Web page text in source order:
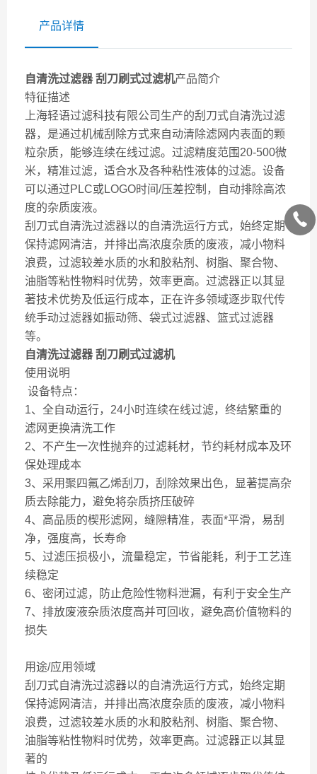
产品详情
自清洗过滤器 刮刀刷式过滤机产品简介
特征描述
上海轻语过滤科技有限公司生产的刮刀式自清洗过滤
器，是通过机械刮除方式来自动清除滤网内表面的颗
粒杂质，能够连续在线过滤。过滤精度范围20-500微
米，精准过滤，适合水及各种粘性液体的过滤。设备
可以通过PLC或LOGO时间/压差控制，自动排除高浓
度的杂质废液。
刮刀式自清洗过滤器以的自清洗运行方式，始终定期
保持滤网清洁，并排出高浓度杂质的废液，减小物料
浪费，过滤较差水质的水和胶粘剂、树脂、聚合物、
油脂等粘性物料时优势，效率更高。过滤器正以其显
著技术优势及低运行成本，正在许多领域逐步取代传
统手动过滤器如振动筛、袋式过滤器、篮式过滤器
等。
自清洗过滤器 刮刀刷式过滤机
使用说明
设备特点：
1、全自动运行，24小时连续在线过滤，终结繁重的
滤网更换清洗工作
2、不产生一次性抛弃的过滤耗材，节约耗材成本及环
保处理成本
3、采用聚四氟乙烯刮刀，刮除效果出色，显著提高杂
质去除能力，避免将杂质挤压破碎
4、高品质的楔形滤网，缝隙精准，表面*平滑，易刮
净，强度高，长寿命
5、过滤压损极小，流量稳定，节省能耗，利于工艺连
续稳定
6、密闭过滤，防止危险性物料泄漏，有利于安全生产
7、排放废液杂质浓度高并可回收，避免高价值物料的
损失
用途/应用领域
刮刀式自清洗过滤器以的自清洗运行方式，始终定期
保持滤网清洁，并排出高浓度杂质的废液，减小物料
浪费，过滤较差水质的水和胶粘剂、树脂、聚合物、
油脂等粘性物料时优势，效率更高。过滤器正以其显
著的